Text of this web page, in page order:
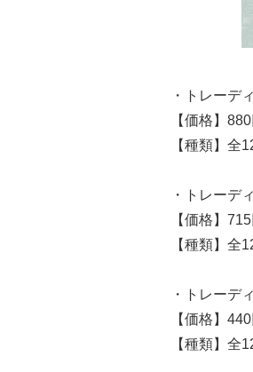
・トレーデ
【価格】
【種類】全
・トレーデ
【価格】
【種類】全
・トレーデ
【価格】
【種類】全